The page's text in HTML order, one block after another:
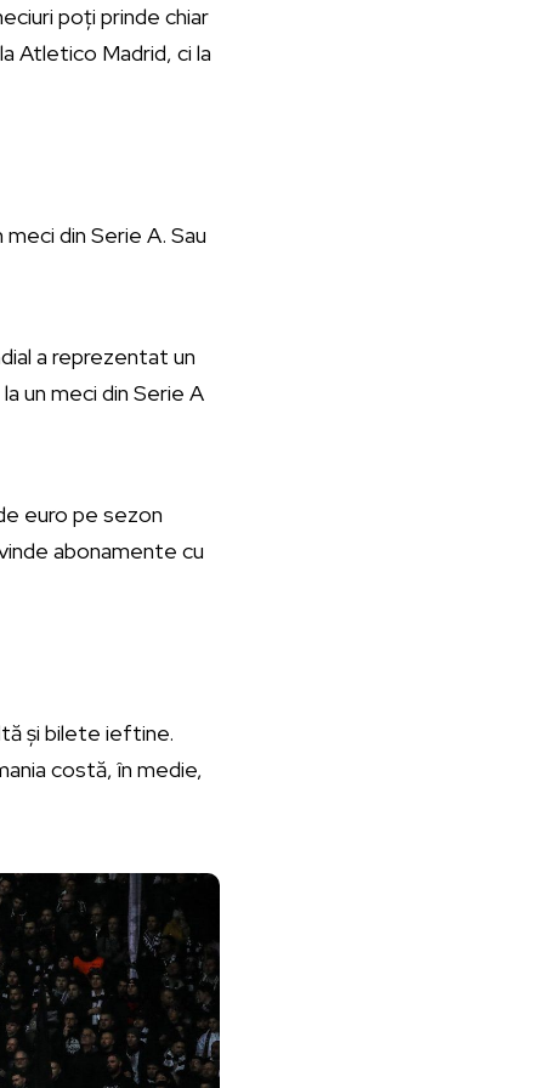
poți prinde chiar
Atletico Madrid, ci la
din Serie A. Sau
a reprezentat un
un meci din Serie A
euro pe sezon
abonamente cu
și bilete ieftine.
costă, în medie,